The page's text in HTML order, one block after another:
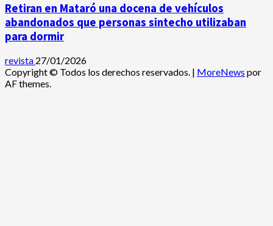
Retiran en Mataró una docena de vehículos
abandonados que personas sintecho utilizaban
para dormir
revista 27/01/2026
Copyright © Todos los derechos reservados. | MoreNews por
AF themes.